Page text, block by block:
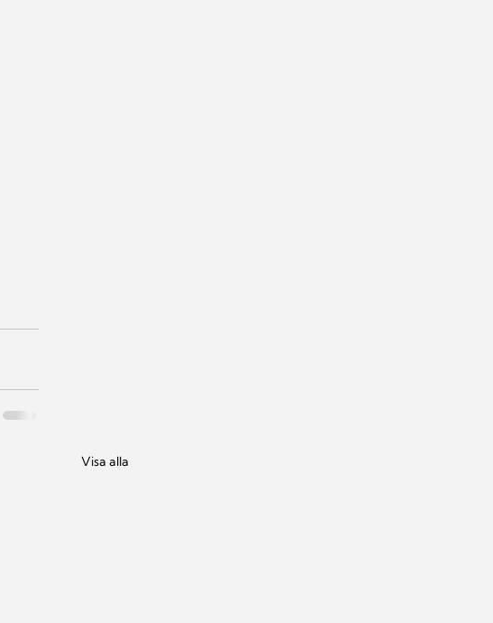
Visa alla